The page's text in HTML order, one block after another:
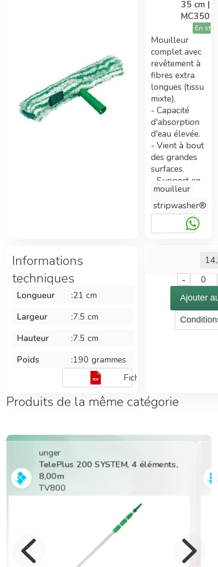
Tarifs préférentiels
Adhérent Econeto, vous avez participé au
financement de cette centrale vous permettant
maintenant de bénéficier de prix avantageux.
Double gains
En plus des tarifs préférentiels, commander
sur la centrale d'achat permet également
d'améliorer les technologies Econeto
35 cm |
MC350
En
Mouilleur
complet avec
revêtement à
fibres extra
longues (tissu
mixte).
- Capacité
d'absorption
d'eau élevée.
- Vient à bout
des grandes
surfaces.
- Support en
plastique
léger avec
compartiments
mouilleur
stripwasher®
Informations
techniques
Longueur :21 cm
Largeur
:7.5 cm
Hauteur
:7.5 cm
Poids
:190 grammes
Fiche technique
- 0
Ajouter
Produits de la même catégorie
unger
TelePlus 125 SYSTEM, 5 éléments,
6,20m
TF620